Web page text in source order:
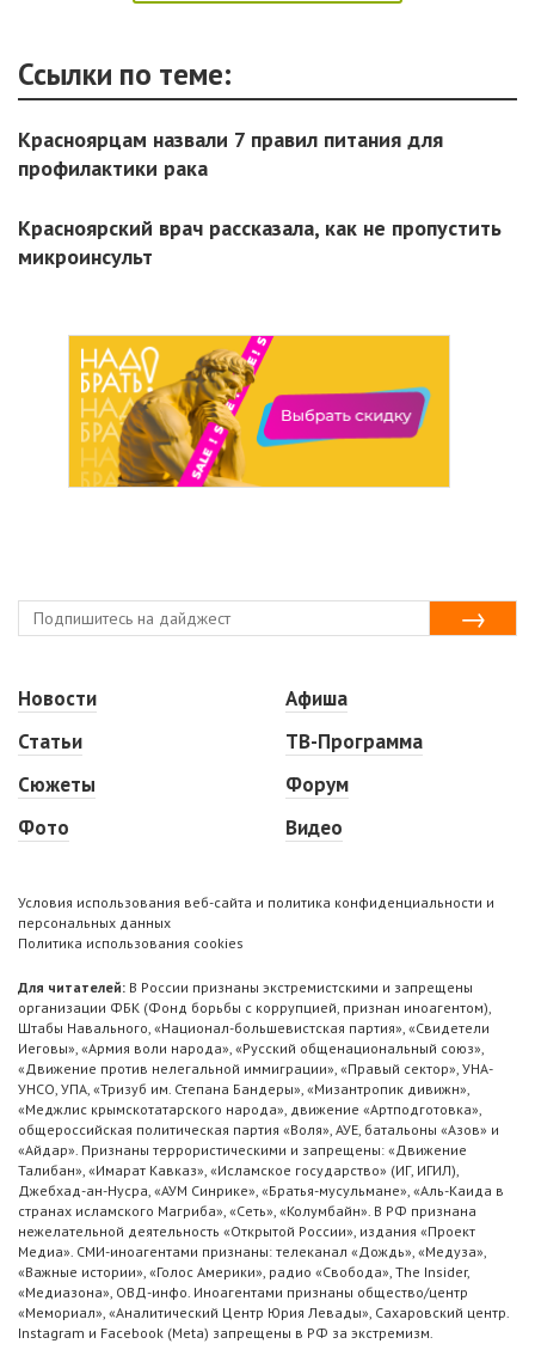
Ссылки по теме:
Красноярцам назвали 7 правил питания для
профилактики рака
Красноярский врач рассказала, как не пропустить
микроинсульт
Новости
Статьи
Сюжеты
Фото
Афиша
ТВ-Программа
Форум
Видео
Условия использования веб-сайта и политика конфиденциальности и
персональных данных
Политика использования cookies
Для читателей: В России признаны экстремистскими и запрещены
организации ФБК (Фонд борьбы с коррупцией, признан иноагентом),
Штабы Навального, «Национал-большевистская партия», «Свидетели
Иеговы», «Армия воли народа», «Русский общенациональный союз»,
«Движение против нелегальной иммиграции», «Правый сектор», УНА-
УНСО, УПА, «Тризуб им. Степана Бандеры», «Мизантропик дивижн»,
«Меджлис крымскотатарского народа», движение «Артподготовка»,
общероссийская политическая партия «Воля», АУЕ, батальоны «Азов» и
«Айдар». Признаны террористическими и запрещены: «Движение
Талибан», «Имарат Кавказ», «Исламское государство» (ИГ, ИГИЛ),
Джебхад-ан-Нусра, «АУМ Синрике», «Братья-мусульмане», «Аль-Каида в
странах исламского Магриба», «Сеть», «Колумбайн». В РФ признана
нежелательной деятельность «Открытой России», издания «Проект
Медиа». СМИ-иноагентами признаны: телеканал «Дождь», «Медуза»,
«Важные истории», «Голос Америки», радио «Свобода», The Insider,
«Медиазона», ОВД-инфо. Иноагентами признаны общество/центр
«Мемориал», «Аналитический Центр Юрия Левады», Сахаровский центр.
Instagram и Facebook (Metа) запрещены в РФ за экстремизм.